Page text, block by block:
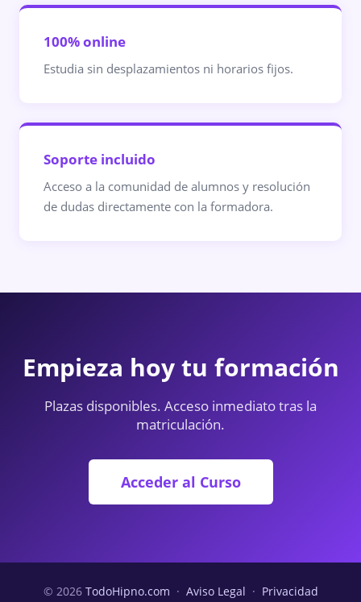
100% online
Estudia sin desplazamientos ni horarios fijos.
Soporte incluido
Acceso a la comunidad de alumnos y resolución
de dudas directamente con la formadora.
Empieza hoy tu formación
Plazas disponibles. Acceso inmediato tras la
matriculación.
Acceder al Curso
© 2026 TodoHipno.com · Aviso Legal · Privacidad